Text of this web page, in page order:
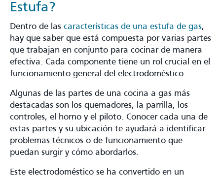
Estufa?
Dentro de las características de una estufa de gas,
hay que saber que está compuesta por varias partes
que trabajan en conjunto para cocinar de manera
efectiva. Cada componente tiene un rol crucial en el
funcionamiento general del electrodoméstico.
Algunas de las partes de una cocina a gas más
destacadas son los quemadores, la parrilla, los
controles, el horno y el piloto. Conocer cada una de
estas partes y su ubicación te ayudará a identificar
problemas técnicos o de funcionamiento que
puedan surgir y cómo abordarlos.
Este electrodoméstico se ha convertido en un